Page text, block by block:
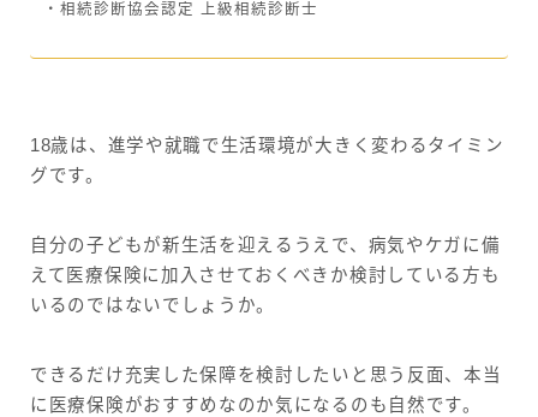
・相続診断協会認定 上級相続診断士
18歳は、進学や就職で生活環境が大きく変わるタイミン
グです。
自分の子どもが新生活を迎えるうえで、病気やケガに備
えて医療保険に加入させておくべきか検討している方も
いるのではないでしょうか。
できるだけ充実した保障を検討したいと思う反面、本当
に医療保険がおすすめなのか気になるのも自然です。